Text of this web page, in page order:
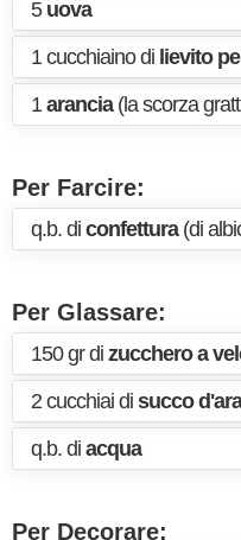
5 uova
1 cucchiaino di lievito
1arancia(la scorza
Per Farcire:
q.b. di confettura(di
Per Glassare:
150 gr di zucchero a
2 cucchiai di succo
q.b. di acqua
Per Decorare: